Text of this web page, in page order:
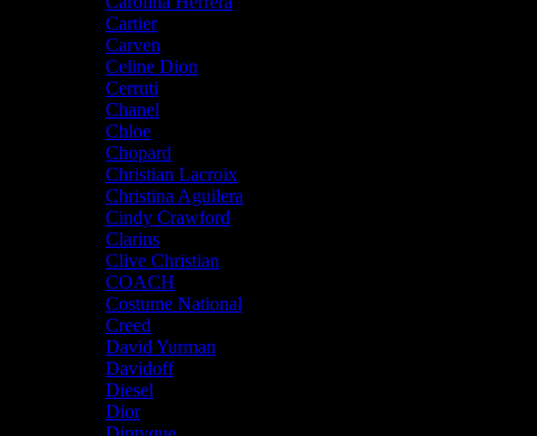
Cartier
Carven
Celine Dion
Cerruti
Chanel
Chloe
Chopard
Christian Lacroix
Christina Aguilera
Cindy Crawford
Clarins
Clive Christian
COACH
Costume National
Creed
David Yurman
Davidoff
Diesel
Dior